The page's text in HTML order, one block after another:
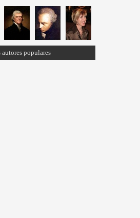
autores populares